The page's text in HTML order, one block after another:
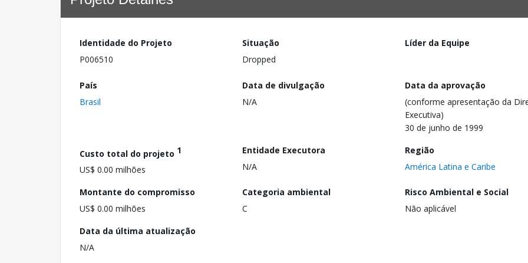
Identidade do Projeto
P006510
Situação
Dropped
Líder da Equipe
País
Brasil
Data de divulgação
N/A
Data da aprovação
(conforme apresentação da
Executiva)
30 de junho de 1999
Custo total do projeto 1
US$ 0.00 milhões
Entidade Executora
N/A
Região
América Latina e Caribe
Montante do compromisso
US$ 0.00 milhões
Categoria ambiental
C
Risco Ambiental e Social
Não aplicável
Data da última atualização
N/A